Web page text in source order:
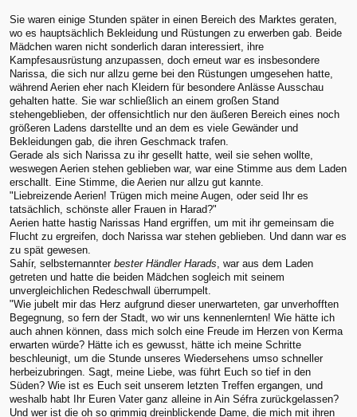
Sie waren einige Stunden später in einen Bereich des Marktes geraten,
wo es hauptsächlich Bekleidung und Rüstungen zu erwerben gab. Beide
Mädchen waren nicht sonderlich daran interessiert, ihre
Kampfesausrüstung anzupassen, doch erneut war es insbesondere
Narissa, die sich nur allzu gerne bei den Rüstungen umgesehen hatte,
während Aerien eher nach Kleidern für besondere Anlässe Ausschau
gehalten hatte. Sie war schließlich an einem großen Stand
stehengeblieben, der offensichtlich nur den äußeren Bereich eines noch
größeren Ladens darstellte und an dem es viele Gewänder und
Bekleidungen gab, die ihren Geschmack trafen.
Gerade als sich Narissa zu ihr gesellt hatte, weil sie sehen wollte,
weswegen Aerien stehen geblieben war, war eine Stimme aus dem Laden
erschallt. Eine Stimme, die Aerien nur allzu gut kannte.
"Liebreizende Aerien! Trügen mich meine Augen, oder seid Ihr es
tatsächlich, schönste aller Frauen in Harad?"
Aerien hatte hastig Narissas Hand ergriffen, um mit ihr gemeinsam die
Flucht zu ergreifen, doch Narissa war stehen geblieben. Und dann war es
zu spät gewesen.
Sahír, selbsternannter bester Händler Harads, war aus dem Laden
getreten und hatte die beiden Mädchen sogleich mit seinem
unvergleichlichen Redeschwall überrumpelt.
"Wie jubelt mir das Herz aufgrund dieser unerwarteten, gar unverhofften
Begegnung, so fern der Stadt, wo wir uns kennenlernten! Wie hätte ich
auch ahnen können, dass mich solch eine Freude im Herzen von Kerma
erwarten würde? Hätte ich es gewusst, hätte ich meine Schritte
beschleunigt, um die Stunde unseres Wiedersehens umso schneller
herbeizubringen. Sagt, meine Liebe, was führt Euch so tief in den
Süden? Wie ist es Euch seit unserem letzten Treffen ergangen, und
weshalb habt Ihr Euren Vater ganz alleine in Ain Séfra zurückgelassen?
Und wer ist die oh so grimmig dreinblickende Dame, die mich mit ihren